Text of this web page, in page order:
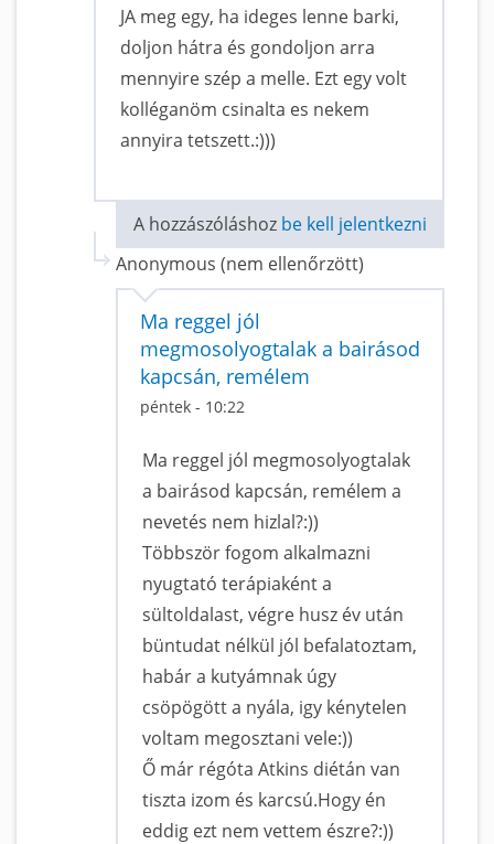
JA meg egy, ha ideges lenne barki,
doljon hátra és gondoljon arra
mennyire szép a melle. Ezt egy volt
kolléganöm csinalta es nekem
annyira tetszett.:)))
A hozzászóláshoz be kell jelentkezni
Anonymous (nem ellenőrzött)
Ma reggel jól
megmosolyogtalak a bairásod
kapcsán, remélem
péntek - 10:22
Ma reggel jól megmosolyogtalak
a bairásod kapcsán, remélem a
nevetés nem hizlal?:))
Többször fogom alkalmazni
nyugtató terápiaként a
sültoldalast, végre husz év után
büntudat nélkül jól befalatoztam,
habár a kutyámnak úgy
csöpögött a nyála, igy kénytelen
voltam megosztani vele:))
Ő már régóta Atkins diétán van
tiszta izom és karcsú.Hogy én
eddig ezt nem vettem észre?:))